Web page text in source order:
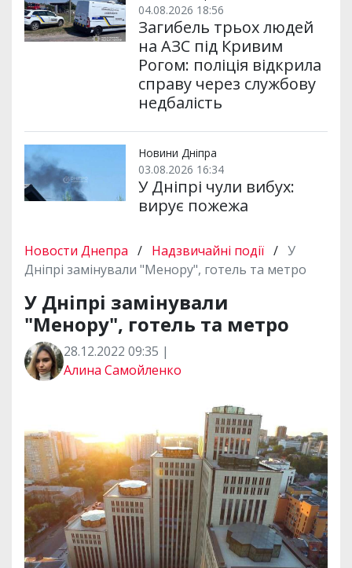
04.08.2026 18:56
Загибель трьох людей
на АЗС під Кривим
Рогом: поліція відкрила
справу через службову
недбалість
Новини Дніпра
03.08.2026 16:34
У Дніпрі чули вибух:
вирує пожежа
Новости Днепра / Надзвичайні події / У
Дніпрі замінували "Менору", готель та метро
У Дніпрі замінували
"Менору", готель та метро
28.12.2022 09:35 |
Алина Самойленко